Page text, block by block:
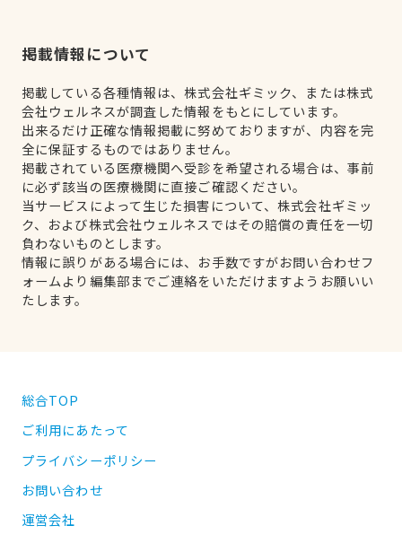
掲載情報について
掲載している各種情報は、株式会社ギミック、または株式
会社ウェルネスが調査した情報をもとにしています。
出来るだけ正確な情報掲載に努めておりますが、内容を完
全に保証するものではありません。
掲載されている医療機関へ受診を希望される場合は、事前
に必ず該当の医療機関に直接ご確認ください。
当サービスによって生じた損害について、株式会社ギミッ
ク、および株式会社ウェルネスではその賠償の責任を一切
負わないものとします。
情報に誤りがある場合には、お手数ですがお問い合わせフ
ォームより編集部までご連絡をいただけますようお願いい
たします。
総合TOP
ご利用にあたって
プライバシーポリシー
お問い合わせ
運営会社